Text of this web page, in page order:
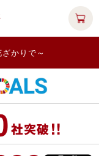
かりで～